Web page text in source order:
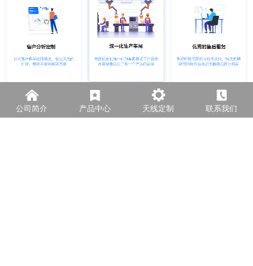
낀
公司简介
끈
产品中心
끶
天线定制
끐
联系我们